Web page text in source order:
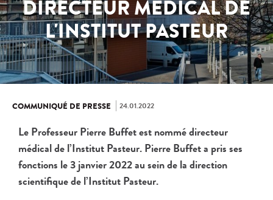
DIRECTEUR MÉDICAL DE
L'INSTITUT PASTEUR
COMMUNIQUÉ DE PRESSE 24.01.2022
Le Professeur Pierre Buffet est nommé directeur
médical de l’Institut Pasteur. Pierre Buffet a pris ses
fonctions le 3 janvier 2022 au sein de la direction
scientifique de l’Institut Pasteur.